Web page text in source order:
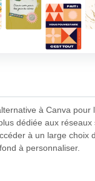
à Canva pour
dédiée aux réseaux
à un large choix
à personnaliser.